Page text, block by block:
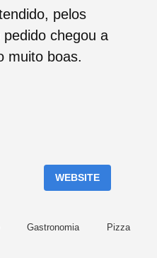
pelos
chegou a
muito boas.
WEBSITE
Gastronomia Pizza